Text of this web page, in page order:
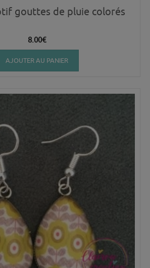
gouttes de pluie colorés
8.00€
AJOUTER AU PANIER